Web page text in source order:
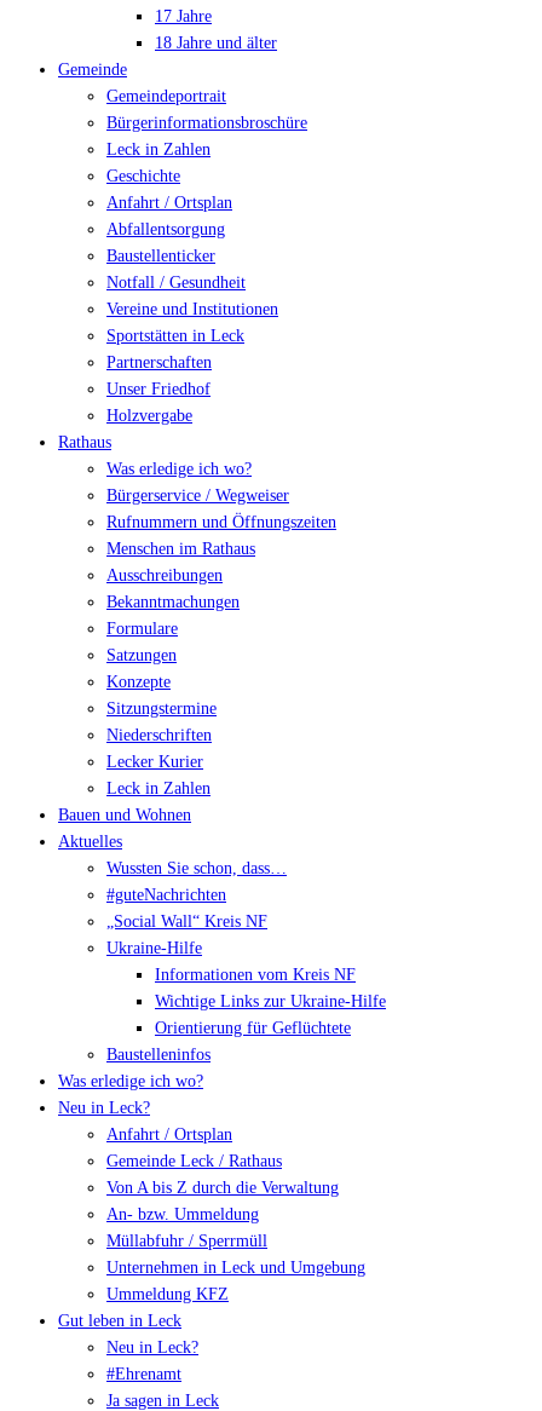
17 Jahre
18 Jahre und älter
Gemeinde
Gemeindeportrait
Bürgerinformationsbroschüre
Leck in Zahlen
Geschichte
Anfahrt / Ortsplan
Abfallentsorgung
Baustellenticker
Notfall / Gesundheit
Vereine und Institutionen
Sportstätten in Leck
Partnerschaften
Unser Friedhof
Holzvergabe
Rathaus
Was erledige ich wo?
Bürgerservice / Wegweiser
Rufnummern und Öffnungszeiten
Menschen im Rathaus
Ausschreibungen
Bekanntmachungen
Formulare
Satzungen
Konzepte
Sitzungstermine
Niederschriften
Lecker Kurier
Leck in Zahlen
Bauen und Wohnen
Aktuelles
Wussten Sie schon, dass…
#guteNachrichten
„Social Wall“ Kreis NF
Ukraine-Hilfe
Informationen vom Kreis NF
Wichtige Links zur Ukraine-Hilfe
Orientierung für Geflüchtete
Baustelleninfos
Was erledige ich wo?
Neu in Leck?
Anfahrt / Ortsplan
Gemeinde Leck / Rathaus
Von A bis Z durch die Verwaltung
An- bzw. Ummeldung
Müllabfuhr / Sperrmüll
Unternehmen in Leck und Umgebung
Ummeldung KFZ
Gut leben in Leck
Neu in Leck?
#Ehrenamt
Ja sagen in Leck